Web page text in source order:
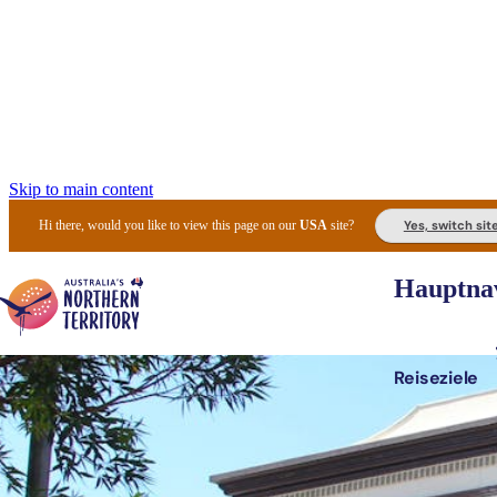
Skip to main content
Hi there, would you like to view this page on ourUSA site? Yes, switch
Reiseziele